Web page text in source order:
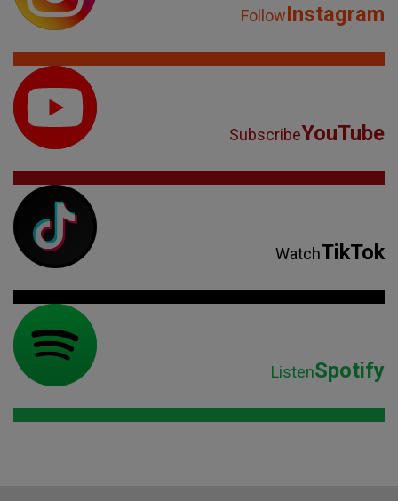
FollowInstagram
SubscribeYouTube
WatchTikTok
ListenSpotify